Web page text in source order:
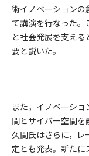
術イノベーション
て講演を行なった
と社会発展を支え
要と説いた。
また，イノベーシ
間とサイバー空間を
久間氏はさらに，レ
定とも発表。新た